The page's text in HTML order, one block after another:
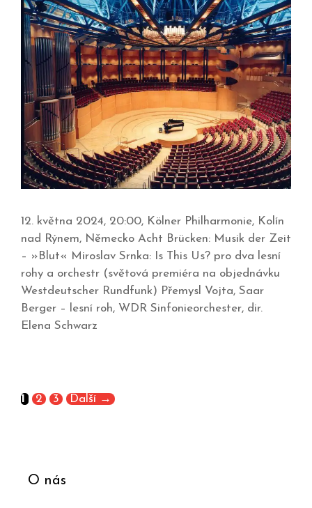
12. května 2024, 20:00, Kölner Philharmonie, Kolín
nad Rýnem, Německo Acht Brücken: Musik der Zeit
– »Blut« Miroslav Srnka: Is This Us? pro dva lesní
rohy a orchestr (světová premiéra na objednávku
Westdeutscher Rundfunk) Přemysl Vojta, Saar
Berger – lesní roh, WDR Sinfonieorchester, dir.
Elena Schwarz
1 2 3 Další →
O nás